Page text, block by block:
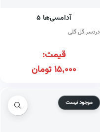
آدامسی‌ها ۵
دردسر گل گلی
قیمت:
15,000تومان
موجود نیست